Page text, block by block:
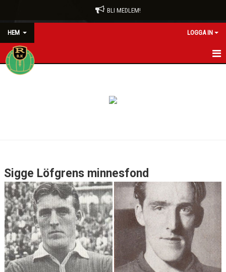
BLI MEDLEM!
HEM LOGGA IN
HEM
OWE IVARSSONS MINNESFOND
STORA SPELARE
POLICY
KIOSK INFO
RBK-SÅNGEN
Sigge Löfgrens minnesfond